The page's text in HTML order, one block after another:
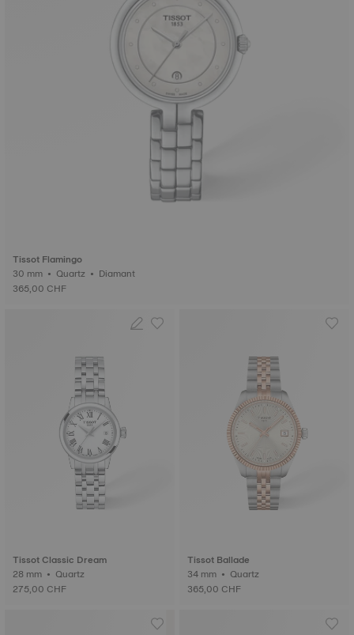
Tissot Flamingo
30 mm • Quartz • Diamant
365,00 CHF
Tissot Classic Dream
28 mm • Quartz
275,00 CHF
Tissot Ballade
34 mm • Quartz
365,00 CHF